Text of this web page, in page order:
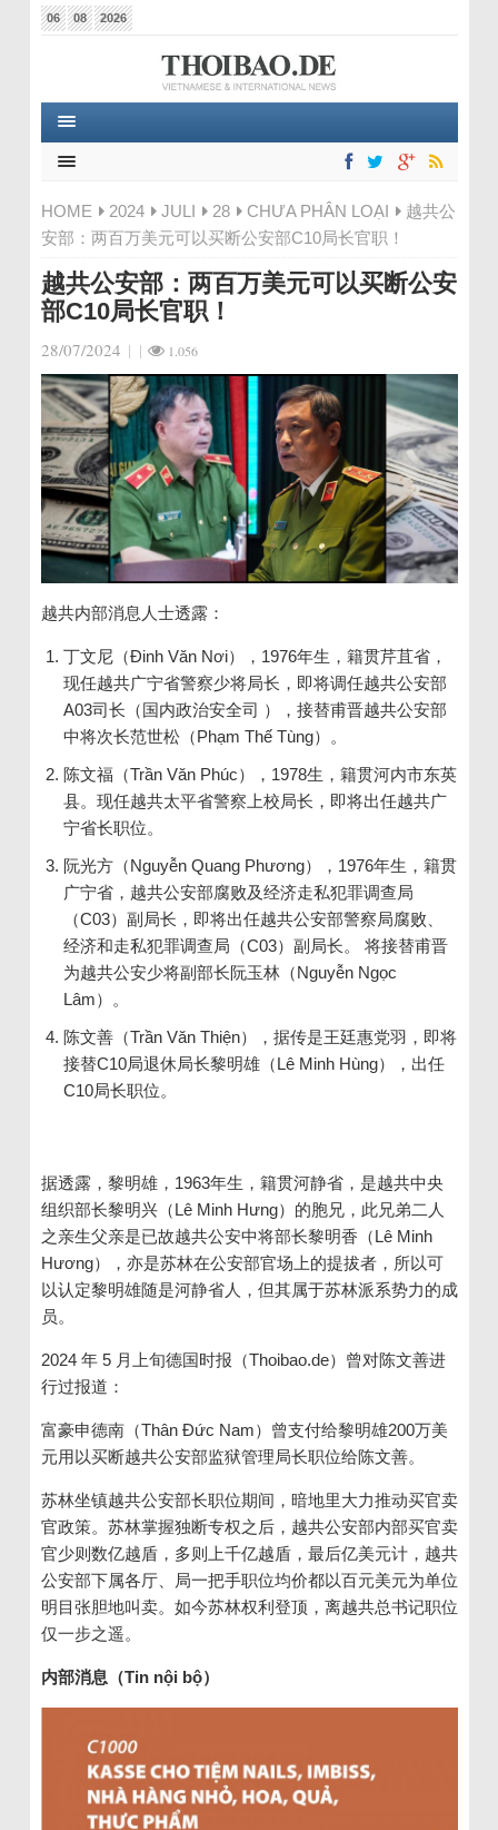
06 08 2026
HOME 2024 JULI 28 CHƯA PHÂN LOẠI
越共公
安部：两百万美元可以买断公安部C10局长官职！
越共公安部：两百万美元可以买断公安
部C10局长官职！
28/07/2024 | | 1.056
越共内部消息人士透露：
丁文尼（Đinh Văn Nơi），1976年生，籍贯芹苴省，
现任越共广宁省警察少将局长，即将调任越共公安部
A03司长（国内政治安全司 ），接替甫晋越共公安部
中将次长范世松（Phạm Thế Tùng）。
陈文福（Trần Văn Phúc），1978生，籍贯河内市东英
县。现任越共太平省警察上校局长，即将出任越共广
宁省长职位。
阮光方（Nguyễn Quang Phương），1976年生，籍贯
广宁省，越共公安部腐败及经济走私犯罪调查局
（C03）副局长，即将出任越共公安部警察局腐败、
经济和走私犯罪调查局（C03）副局长。 将接替甫晋
为越共公安少将副部长阮玉林（Nguyễn Ngọc
Lâm）。
陈文善（Trần Văn Thiện），据传是王廷惠党羽，即将
接替C10局退休局长黎明雄（Lê Minh Hùng），出任
C10局长职位。
据透露，黎明雄，1963年生，籍贯河静省，是越共中央
组织部长黎明兴（Lê Minh Hưng）的胞兄，此兄弟二人
之亲生父亲是已故越共公安中将部长黎明香（Lê Minh
Hương），亦是苏林在公安部官场上的提拔者，所以可
以认定黎明雄随是河静省人，但其属于苏林派系势力的成
员。
2024 年 5 月上旬德国时报（Thoibao.de）曾对陈文善进
行过报道：
富豪申德南（Thân Đức Nam）曾支付给黎明雄200万美
元用以买断越共公安部监狱管理局长职位给陈文善。
苏林坐镇越共公安部长职位期间，暗地里大力推动买官卖
官政策。苏林掌握独断专权之后，越共公安部内部买官卖
官少则数亿越盾，多则上千亿越盾，最后亿美元计，越共
公安部下属各厅、局一把手职位均价都以百元美元为单位
明目张胆地叫卖。如今苏林权利登顶，离越共总书记职位
仅一步之遥。
内部消息（Tin nội bộ）